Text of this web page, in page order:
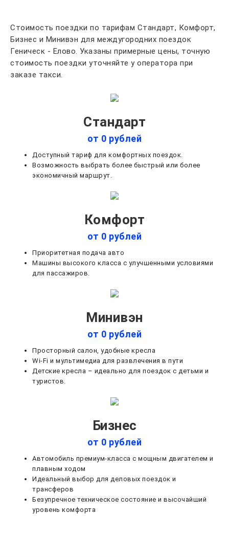
Стоимость поездки по тарифам Стандарт, Комфорт,
Бизнес и Минивэн для междугородних поездок
Геническ - Елово. Указаны примерные цены, точную
стоимость поездки уточняйте у оператора при
заказе такси.
Стандарт
от 0 рублей
Доступный тариф для комфортных поездок.
Возможность выбрать более быстрый или более
экономичный маршрут.
Комфорт
от 0 рублей
Приоритетная подача авто
Машины высокого класса с улучшенными условиями
для пассажиров.
Минивэн
от 0 рублей
Просторный салон, удобные кресла
Wi-Fi и мультимедиа для развлечения в пути
Детские кресла – идеально для поездок с детьми и
туристов.
Бизнес
от 0 рублей
Автомобиль премиум-класса с мощным двигателем и
плавным ходом
Идеальный выбор для деловых поездок и
трансферов
Безупречное техническое состояние и высочайший
уровень комфорта